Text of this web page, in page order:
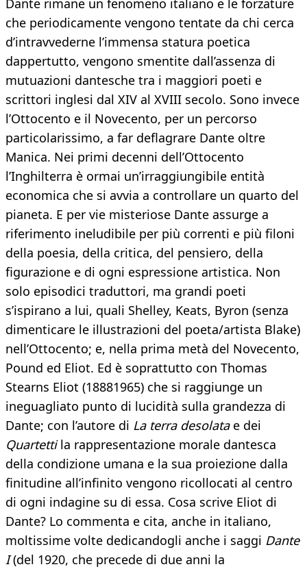
Dante rimane un fenomeno italiano e le forzature
che periodicamente vengono tentate da chi cerca
d’intravvederne l’immensa statura poetica
dappertutto, vengono smentite dall’assenza di
mutuazioni dantesche tra i maggiori poeti e
scrittori inglesi dal XIV al XVIII secolo. Sono invece
l’Ottocento e il Novecento, per un percorso
particolarissimo, a far deflagrare Dante oltre
Manica. Nei primi decenni dell’Ottocento
l’Inghilterra è ormai un’irraggiungibile entità
economica che si avvia a controllare un quarto del
pianeta. E per vie misteriose Dante assurge a
riferimento ineludibile per più correnti e più filoni
della poesia, della critica, del pensiero, della
figurazione e di ogni espressione artistica. Non
solo episodici traduttori, ma grandi poeti
s’ispirano a lui, quali Shelley, Keats, Byron (senza
dimenticare le illustrazioni del poeta/artista Blake)
nell’Ottocento; e, nella prima metà del Novecento,
Pound ed Eliot. Ed è soprattutto con Thomas
Stearns Eliot (18881965) che si raggiunge un
ineguagliato punto di lucidità sulla grandezza di
Dante; con l’autore di La terra desolatae dei
Quartettila rappresentazione morale dantesca
della condizione umana e la sua proiezione dalla
finitudine all’infinito vengono ricollocati al centro
di ogni indagine su di essa. Cosa scrive Eliot di
Dante? Lo commenta e cita, anche in italiano,
moltissime volte dedicandogli anche i saggi Dante
I(del 1920, che precede di due anni la